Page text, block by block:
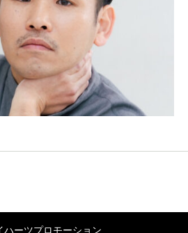
ハーツプロモーション